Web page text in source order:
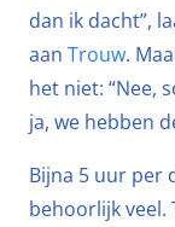
dan ik dacht”,
aan Trouw.
het niet: “Nee,
ja, we hebben
Bijna 5 uur per
behoorlijk veel.